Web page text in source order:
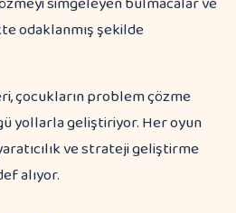
çocukların problem çözme
yollarla geliştiriyor. Her oyun
ve strateji geliştirme
alıyor.